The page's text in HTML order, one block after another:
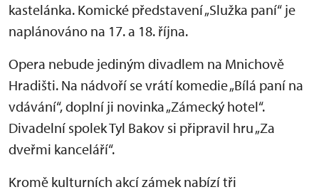
kastelánka. Komické představení „Služka paní“ je
naplánováno na 17. a 18. října.
Opera nebude jediným divadlem na Mnichově
Hradišti. Na nádvoří se vrátí komedie „Bílá paní na
vdávání“, doplní ji novinka „Zámecký hotel“.
Divadelní spolek Tyl Bakov si připravil hru „Za
dveřmi kanceláří“.
Kromě kulturních akcí zámek nabízí tři